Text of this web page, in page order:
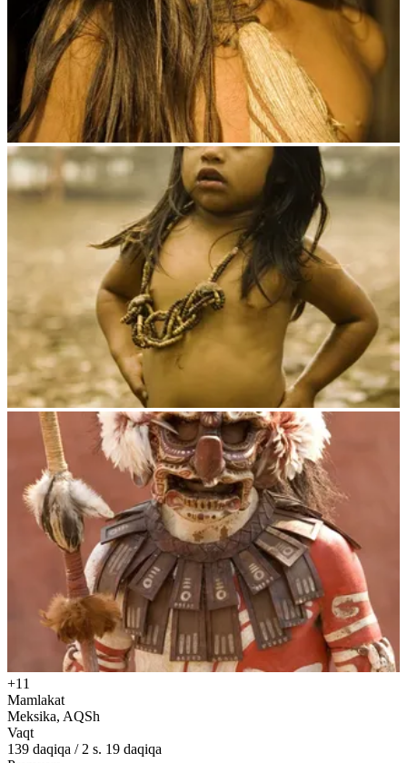
+11
Mamlakat
Meksika, AQSh
Vaqt
139 daqiqa /2 s. 19 daqiqa